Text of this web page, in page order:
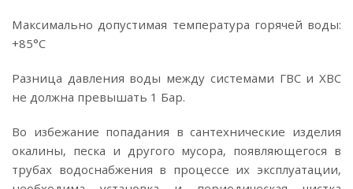
Максимально допустимая температура горячей воды:
+85°C
Разница давления воды между системами ГВС и ХВС
не должна превышать 1 Бар.
Во избежание попадания в сантехнические изделия
окалины, песка и другого мусора, появляющегося в
трубах водоснабжения в процессе их эксплуатации,